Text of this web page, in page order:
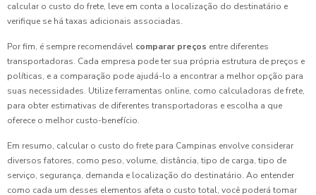
calcular o custo do frete, leve em conta a localização do destinatário e
verifique se há taxas adicionais associadas.
Por fim, é sempre recomendável comparar preços entre diferentes
transportadoras. Cada empresa pode ter sua própria estrutura de preços e
políticas, e a comparação pode ajudá-lo a encontrar a melhor opção para
suas necessidades. Utilize ferramentas online, como calculadoras de frete,
para obter estimativas de diferentes transportadoras e escolha a que
oferece o melhor custo-benefício.
Em resumo, calcular o custo do frete para Campinas envolve considerar
diversos fatores, como peso, volume, distância, tipo de carga, tipo de
serviço, segurança, demanda e localização do destinatário. Ao entender
como cada um desses elementos afeta o custo total, você poderá tomar